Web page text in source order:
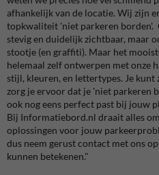
afhankelijk van de locatie. Wij zijn
topkwaliteit 'niet parkeren borden'.
stevig en duidelijk zichtbaar, maar
stootje (en graffiti). Maar het
helemaal zelf ontwerpen met onze
stijl, kleuren, en lettertypes. Je kunt
zorg je ervoor dat je 'niet parkeren
ook nog eens perfect past bij jouw
Bij Informatiebord.nl draait alles
oplossingen voor jouw
dus neem gerust contact met ons
kunnen betekenen."